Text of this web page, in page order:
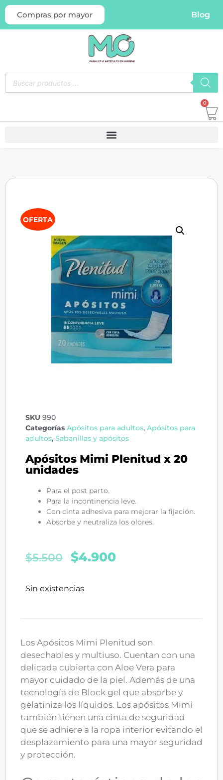
Compras por mayor Blog
0
OFERTA
SKU 990
Categorías Apósitos para adultos, Apósitos para
adultos, Sabanillas y apósitos
Apósitos Mimi Plenitud x 20
unidades
Para el post parto.
Para la incontinencia leve.
Con cinta adhesiva para mejorar la fijación.
Absorbe y neutraliza los olores.
$5.500 $4.900
Sin existencias
Los Apósitos Mimi Plenitud son
desechables y multiuso. Cuentan con una
delicada cubierta con Aloe Vera para
mayor cuidado de la piel. Además de una
tecnología de Block gel que absorbe y
gelatiniza los líquidos. Los apósitos Mimi
también tienen una cinta de seguridad
que se adhiere a la ropa interior evitando el
desplazamiento para una mayor seguridad
y protección.